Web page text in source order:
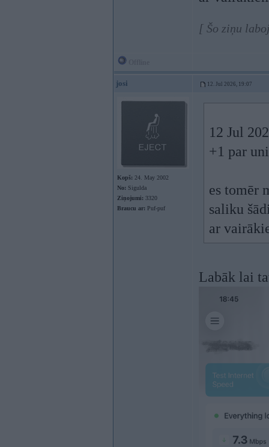
[ Šo ziņu
josi 12. Jul 2026, 19:07
Kopš: 24. May 2002
No: Sigulda
Ziņojumi: 3320
Braucu ar: Puf-puf
12 Jul
+1 par
es tomēr
saliku
ar
Labāk lai